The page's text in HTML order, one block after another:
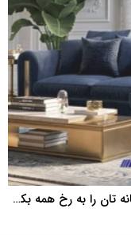
راهنمای کامل خرید پارچه مبلی؛ چطور مبل خانه تان را به رخ همه بکشید؟